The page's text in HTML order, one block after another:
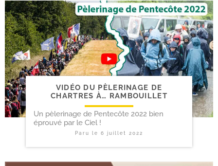
VIDÉO DU PÈLERINAGE DE
CHARTRES À… RAMBOUILLET
Un pèlerinage de Pentecôte 2022 bien
éprouvé par le Ciel !
Paru le 6 juillet 2022